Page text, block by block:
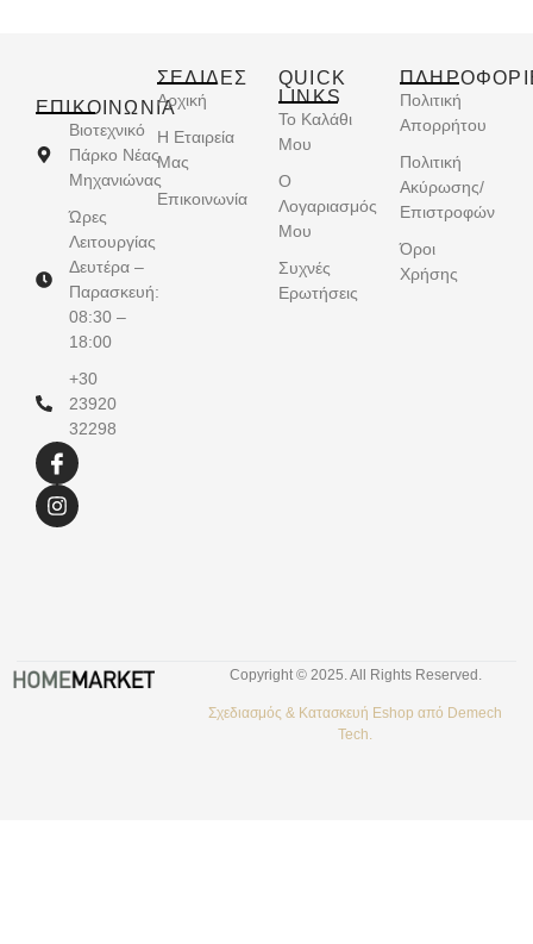
ΕΠΙΚΟΙΝΩΝΊΑ
Βιοτεχνικό
Πάρκο Νέας
Μηχανιώνας
Ώρες
Λειτουργίας
Δευτέρα –
Παρασκευή:
08:30 –
18:00
+30
23920
32298
ΣΕΛΙΔΕΣ
Αρχική
Η Εταιρεία
Μας
Επικοινωνία
QUICK
LINKS
Το Καλάθι
Μου
Ο
Λογαριασμός
Μου
Συχνές
Ερωτήσεις
Πολιτική
Απορρήτου
Πολιτική
Ακύρωσης/
Επιστροφών
Όροι
Χρήσης
Copyright © 2025. All Rights Reserved.
Σχεδιασμός & Κατασκευή Eshop από Demech
Tech.